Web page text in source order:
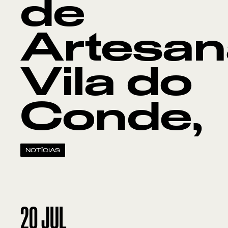
de
Vila do
Conde,
NOTÍCIAS
20JUL